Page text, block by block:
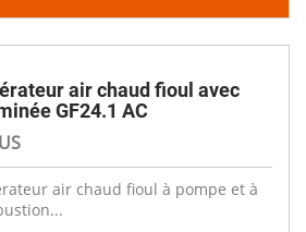
air chaud fioul avec
GF24.1 AC
air chaud fioul à pompe et à